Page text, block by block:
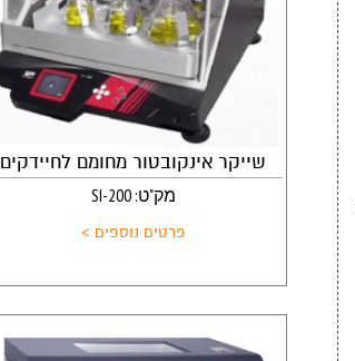
שייקר אינקובטור מחומם לחיידקים
מק"ט: SI-200
פרטים נוספים >